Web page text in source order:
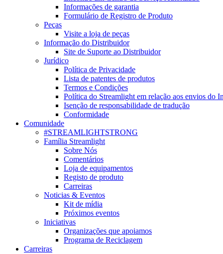
Informações de garantia
Formulário de Registro de Produto
Peças
Visite a loja de peças
Informação do Distribuidor
Site de Suporte ao Distribuidor
Jurídico
Política de Privacidade
Lista de patentes de produtos
Termos e Condições
Política do Streamlight em relação aos envios do
Isenção de responsabilidade de tradução
Conformidade
Comunidade
#STREAMLIGHTSTRONG
Família Streamlight
Sobre Nós
Comentários
Loja de equipamentos
Registo de produto
Carreiras
Noticias & Eventos
Kit de mídia
Próximos eventos
Iniciativas
Organizações que apoiamos
Programa de Reciclagem
Carreiras